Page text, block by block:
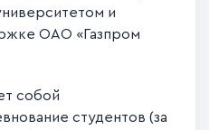
и
ОАО «Газпром
собой
студентов (за